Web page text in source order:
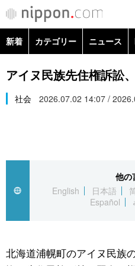
社会
旅と暮らし
新着 カテゴリー ニュース
政治・外交
経済・ビジネス
社会
文化
科学・技術
暮らし
アイヌ民族先住権訴訟
社会 2026.07.02 14:07 /
他の
English
日本語
Español
北海道浦幌町のアイヌ民族